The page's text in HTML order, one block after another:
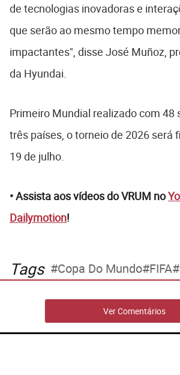
de tecnologias inovadoras e
que serão ao mesmo tempo
impactantes", disse José Muñoz,
da Hyundai.
Primeiro Mundial realizado com 48
três países, o torneio de 2026 será
19 de julho.
• Assista aos vídeos do VRUM no
Dailymotion!
Tags Copa Do Mundo FIFA
Ver Comentários